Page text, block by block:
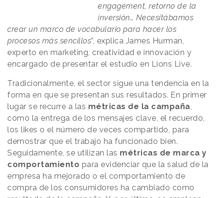
engagement, retorno de la
inversión… Necesitábamos
crear un marco de vocabulario para hacer los
procesos más sencillos”, explica James Hurman,
experto en marketing, creatividad e innovación y
encargado de presentar el estudio en Lions Live.
Tradicionalmente, el sector sigue una tendencia en la
forma en que se presentan sus resultados. En primer
lugar se recurre a las métricas de la campaña,
como la entrega de los mensajes clave, el recuerdo,
los likes o el número de veces compartido, para
demostrar que el trabajo ha funcionado bien.
Seguidamente, se utilizan las métricas de marca y
comportamiento para evidenciar que la salud de la
empresa ha mejorado o el comportamiento de
compra de los consumidores ha cambiado como